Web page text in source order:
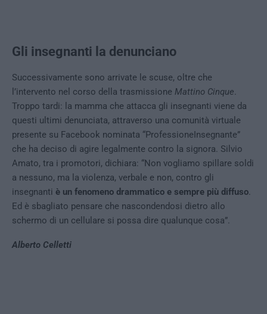
Gli insegnanti la denunciano
Successivamente sono arrivate le scuse, oltre che
l’intervento nel corso della trasmissione Mattino Cinque
Troppo tardi: la mamma che attacca gli insegnanti viene da
questi ultimi denunciata, attraverso una comunità virtuale
presente su Facebook nominata “ProfessioneInsegnante”
che ha deciso di agire legalmente contro la signora. Silvio
Amato, tra i promotori, dichiara: “Non vogliamo spillare soldi
a nessuno, ma la violenza, verbale e non, contro gli
insegnanti è un fenomeno drammatico e sempre più diffuso
Ed è sbagliato pensare che nascondendosi dietro allo
schermo di un cellulare si possa dire qualunque cosa”.
Alberto Celletti